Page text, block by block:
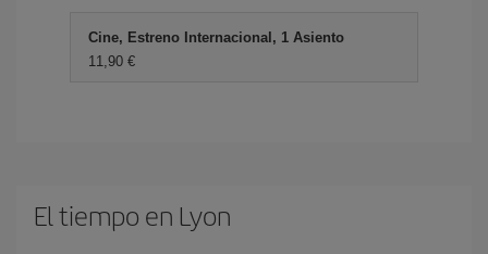
Cine, Estreno Internacional, 1 Asiento
11,90 €
El tiempo en Lyon